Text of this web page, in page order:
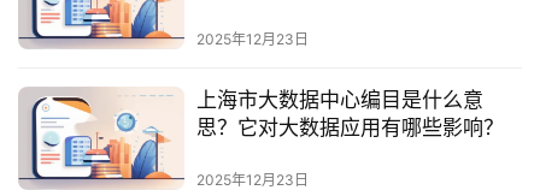
服
与
支
持
2025年12月23日
上海市大数据中心编目是什么意
思？它对大数据应用有哪些影响？
2025年12月23日